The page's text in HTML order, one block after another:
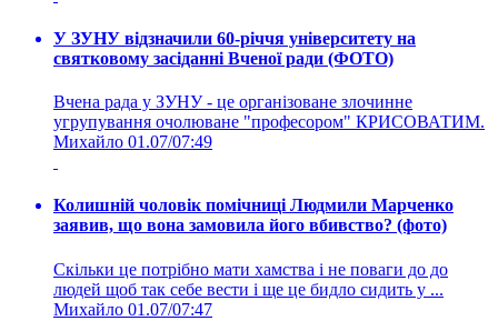
У ЗУНУ відзначили 60-річчя університету на
святковому засіданні Вченої ради (ФОТО)
Вчена рада у ЗУНУ - це організоване злочинне
угрупування очолюване "професором" КРИСОВАТИМ.
Михайло 01.07/07:49
Колишній чоловік помічниці Людмили Марченко
заявив, що вона замовила його вбивство? (фото)
Скільки це потрібно мати хамства і не поваги до до
людей щоб так себе вести і ще це бидло сидить у ...
Михайло 01.07/07:47